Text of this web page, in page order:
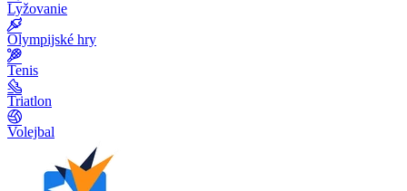
Lyžovanie
Olympijské hry
Tenis
Triatlon
Volejbal